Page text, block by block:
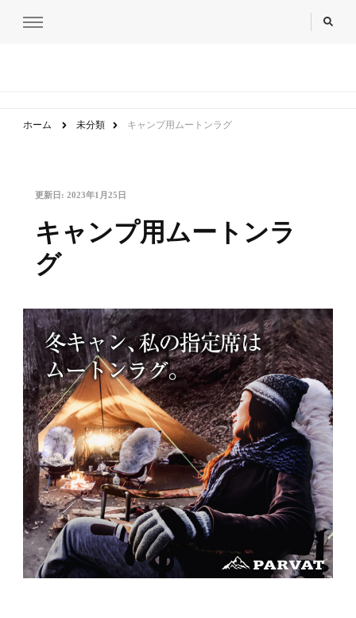
ホーム 未分類 キャンプ用ムートンラグ
更新日: 2023年1月25日
キャンプ用ムートンラ
グ